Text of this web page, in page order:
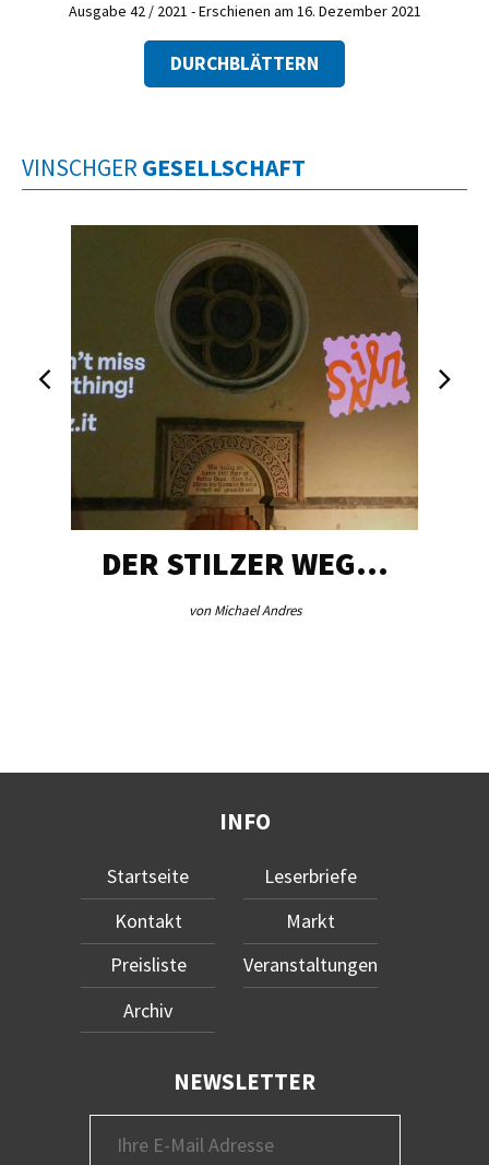
Ausgabe 42 / 2021 - Erschienen am 16. Dezember 2021
DURCHBLÄTTERN
VINSCHGER GESELLSCHAFT
DER STILZER WEG…
von Michael Andres
INFO
Startseite
Kontakt
Preisliste
Archiv
Leserbriefe
Markt
Veranstaltungen
NEWSLETTER